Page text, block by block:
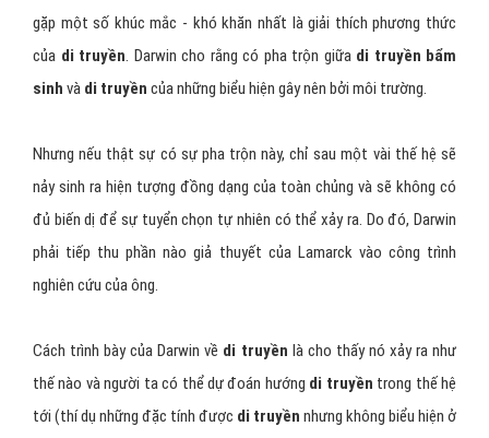
gặp một số khúc mắc - khó khăn nhất là giải thích phương thức
của di truyền. Darwin cho rằng có pha trộn giữa di truyền bẩm
sinh và di truyền của những biểu hiện gây nên bởi môi trường.
Nhưng nếu thật sự có sự pha trộn này, chỉ sau một vài thế hệ sẽ
nảy sinh ra hiện tượng đồng dạng của toàn chủng và sẽ không có
đủ biến dị để sự tuyển chọn tự nhiên có thể xảy ra. Do đó, Darwin
phải tiếp thu phần nào giả thuyết của Lamarck vào công trình
nghiên cứu của ông.
Cách trình bày của Darwin về di truyền là cho thấy nó xảy ra như
thế nào và người ta có thể dự đoán hướng di truyền trong thế hệ
tới (thí dụ những đặc tính được di truyền nhưng không biểu hiện ở